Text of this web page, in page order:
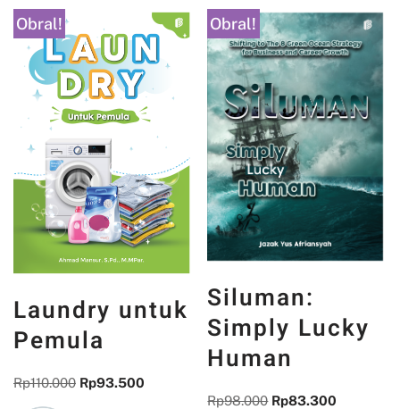
Obral!
Laundry untuk
Pemula
Rp110.000 Rp93.500
Obral!
Siluman:
Simply Lucky
Human
Rp98.000 Rp83.300